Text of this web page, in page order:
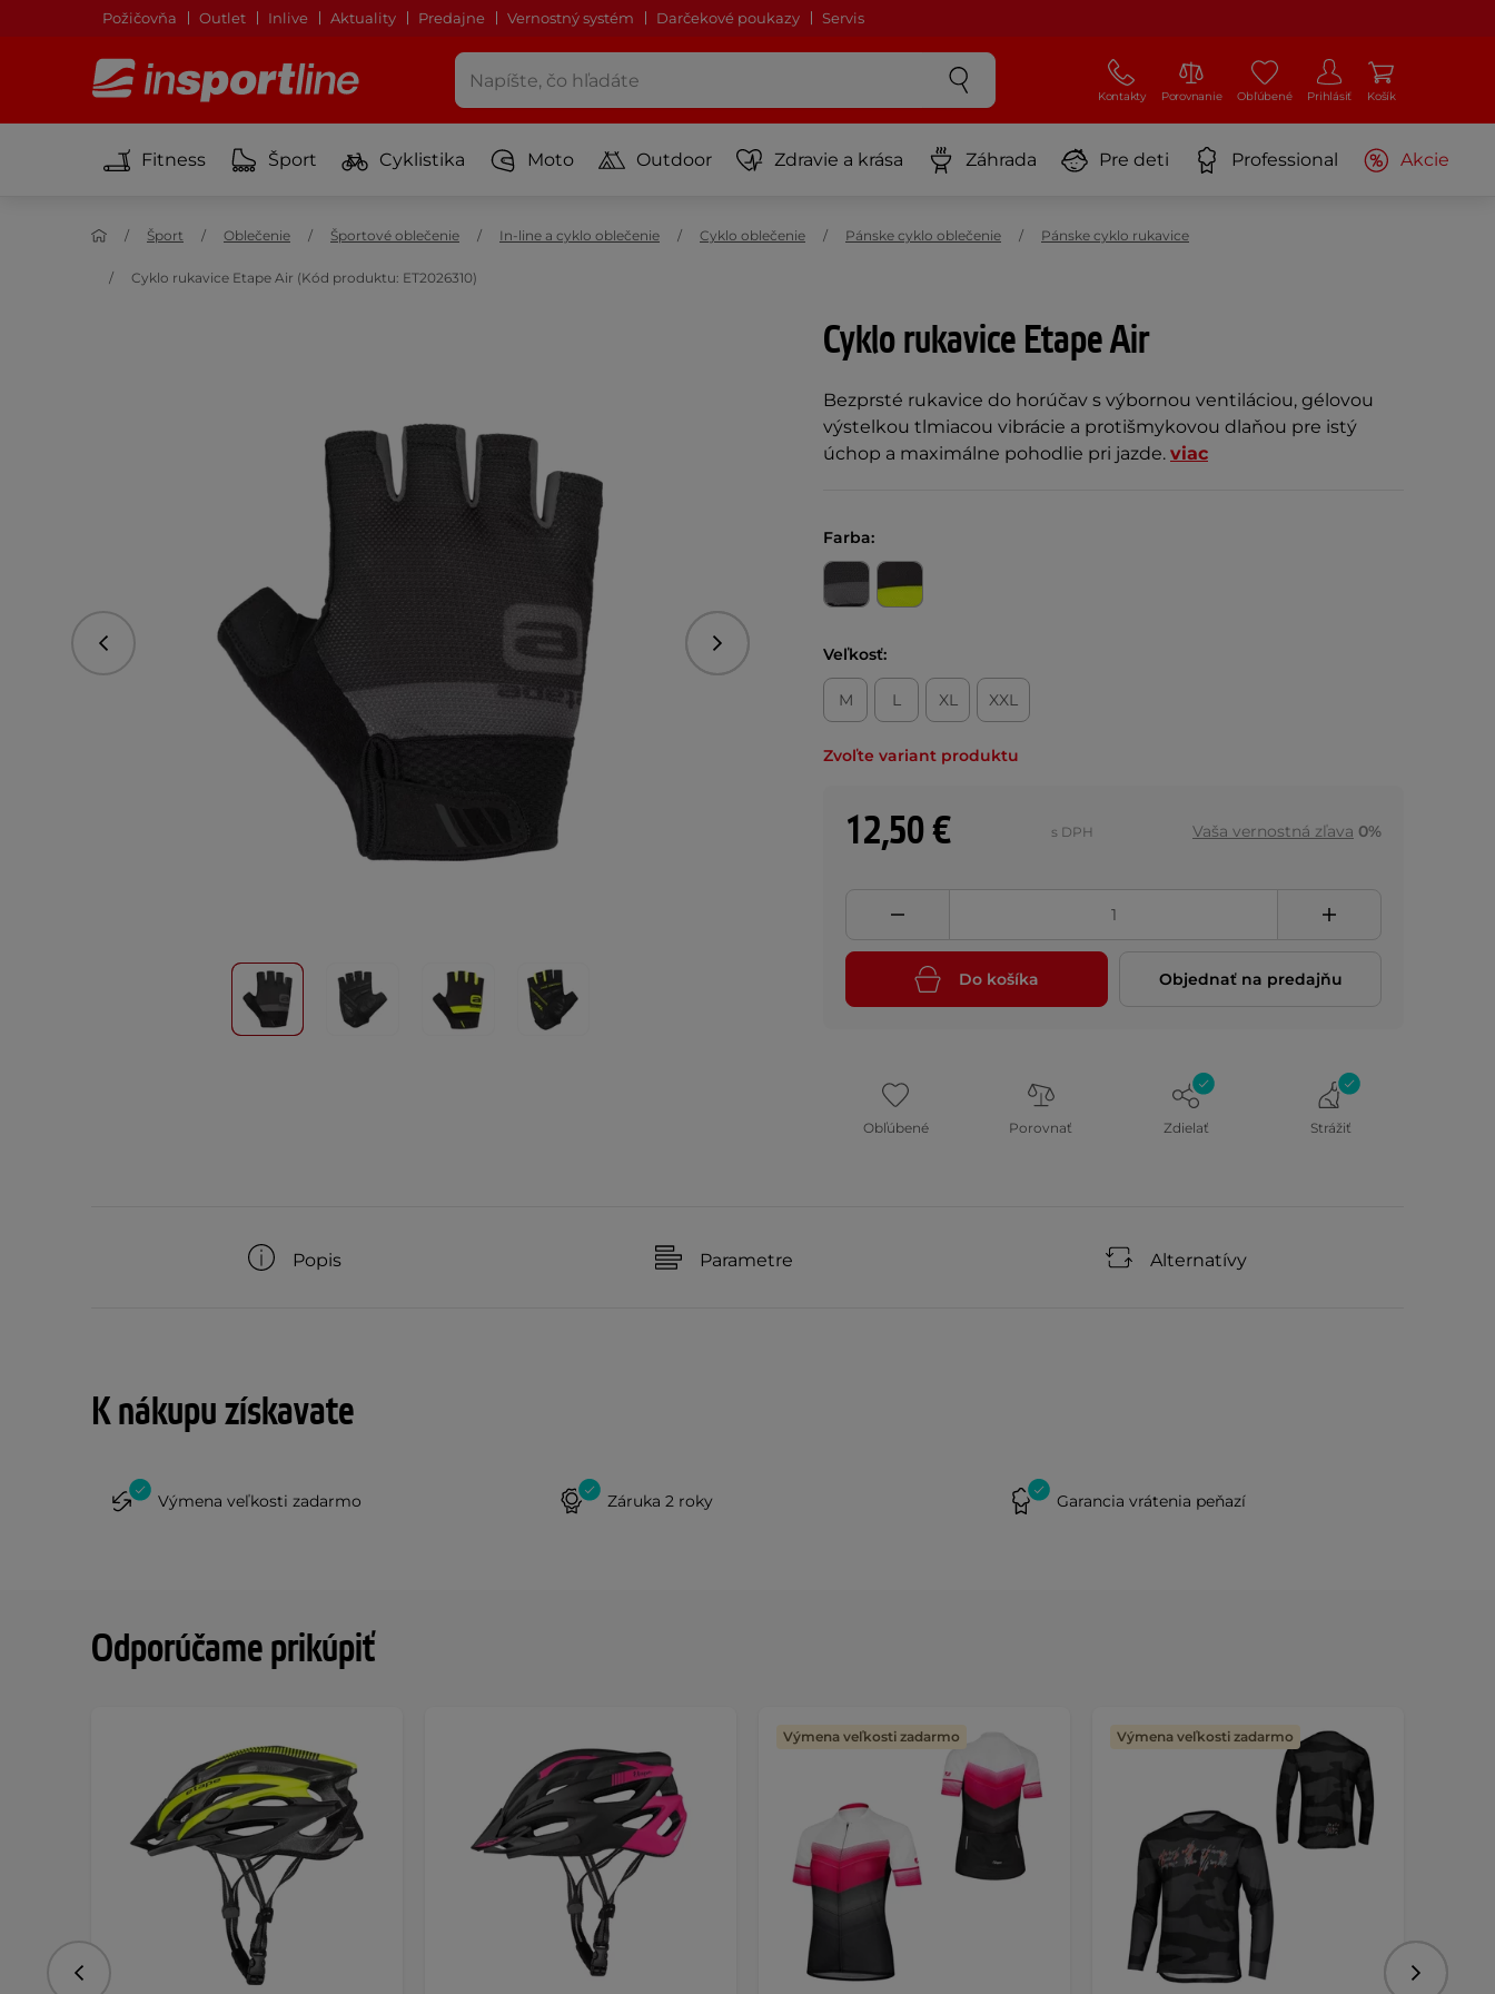
Požičovňa Outlet Inlive Aktuality Predajne Vernostný systém Darčekové poukazy Servis
Kontakty Porovnanie Obľúbené Prihlásiť Košík
Fitness Šport Cyklistika Moto Outdoor Zdravie a krása Záhrada Pre deti Professional Akcie
Šport Oblečenie Športové oblečenie In-line a cyklo oblečenie Cyklo oblečenie Pánske cyklo oblečenie Pánske cyklo rukavice
Cyklo rukavice Etape Air (Kód produktu: ET2026310)
Cyklo rukavice Etape Air
Bezprsté rukavice do horúčav s výbornou ventiláciou, gélovou
výstelkou tlmiacou vibrácie a protišmykovou dlaňou pre istý
úchop a maximálne pohodlie pri jazde. viac
Predchádzajúce Nasledujúce
Farba:
Veľkosť:
M L XL XXL
Zvoľte variant produktu
12,50 € s DPH Vaša vernostná zľava 0%
Do košíka Objednať na predajňu
Obľúbené Porovnať Zdielať Strážiť
Popis Parametre Alternatívy
K nákupu získavate
Výmena veľkosti zadarmo Záruka 2 roky Garancia vrátenia peňazí
Odporúčame prikúpiť
Výmena veľkosti zadarmo Výmena veľkosti zadarmo
Predchádzajúce